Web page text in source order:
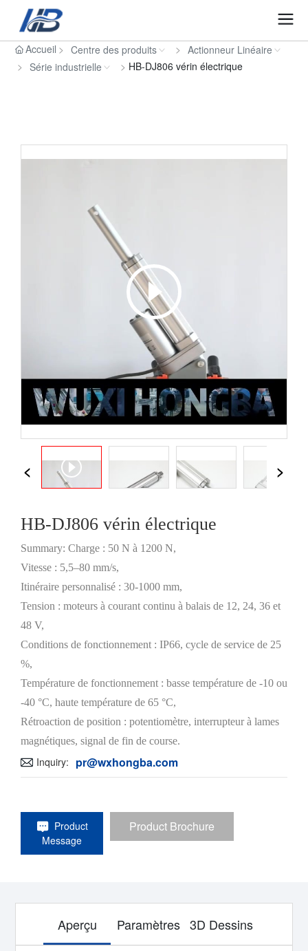
Accueil Centre des produits
Actionneur Linéaire
Série industrielle
HB-DJ806 vérin électrique
HB-DJ806 vérin électrique
Summary: Charge : 50 N à 1200 N,
Vitesse : 5,5–80 mm/s,
Itinéraire personnalisé : 30-1000 mm,
Tension : moteurs à courant continu à balais de 12, 24, 36 et
48 V,
Conditions de fonctionnement : IP66, cycle de service de 25
%,
Température de fonctionnement : basse température de -10 ou
-40 °C, haute température de 65 °C,
Rétroaction de position : potentiomètre, interrupteur à lames
magnétiques, signal de fin de course.
Inquiry: pr@wxhongba.com
Product
Message
Product Brochure
Aperçu Paramètres 3D Dessins